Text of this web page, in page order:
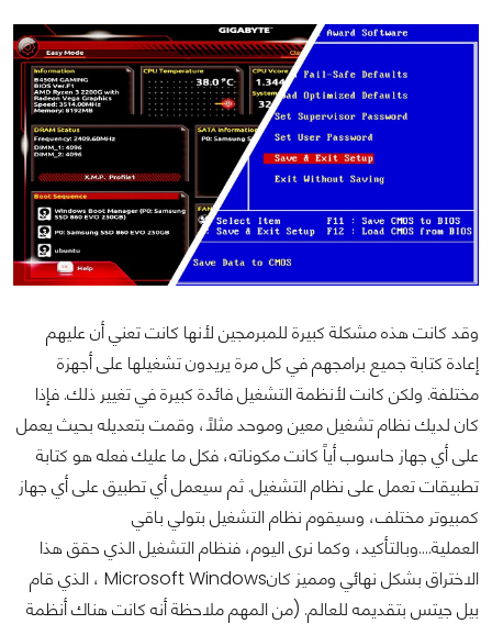
وقد كانت هذه مشكلة كبيرة للمبرمجين لأنها كانت تعني أن عليهم
إعادة كتابة جميع برامجهم في كل مرة يريدون تشغيلها على أجهزة
مختلفة. ولكن كانت لأنظمة التشغيل فائدة كبيرة في تغيير ذلك. فإذا
كان لديك نظام تشغيل معين وموحد مثلاً، وقمت بتعديله بحيث يعمل
على أي جهاز حاسوب أياً كانت مكوناته، فكل ما عليك فعله هو كتابة
تطبيقات تعمل على نظام التشغيل. ثم سيعمل أي تطبيق على أي جهاز
كمبيوتر مختلف، وسيقوم نظام التشغيل بتولي باقي
العملية....وبالتأكيد، وكما نرى اليوم، فنظام التشغيل الذي حقق هذا
الاختراق بشكل نهائي ومميز كانMicrosoft Windows ، الذي قام
بيل جيتس بتقديمه للعالم. (من المهم ملاحظة أنه كانت هناك أنظمة